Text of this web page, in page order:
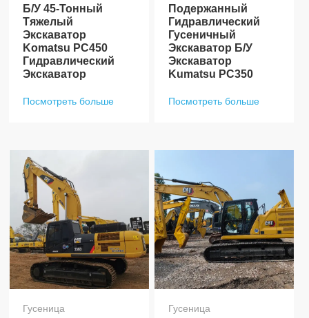
Б/у 45-Тонный
Тяжелый
Экскаватор
Komatsu PC450
Гидравлический
Экскаватор
Посмотреть больше
Подержанный
Гидравлический
Гусеничный
Экскаватор Б/у
Экскаватор
Kumatsu PC350
Посмотреть больше
Гусеница Гусеница